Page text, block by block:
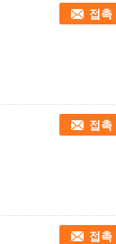
접촉
접촉
접촉